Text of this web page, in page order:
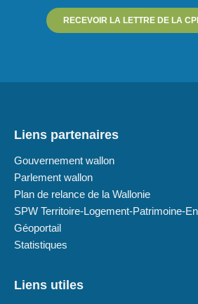
RECEVOIR LA LETTRE DE LA
Liens partenaires
Gouvernement wallon
Parlement wallon
Plan de relance de la Wallonie
SPW Territoire-Logement-Patrimoine-
Géoportail
Statistiques
Liens utiles